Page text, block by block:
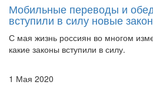
Мобильные переводы и
вступили в силу новые
С мая жизнь россиян во многом
какие законы вступили в силу.
1 Мая 2020